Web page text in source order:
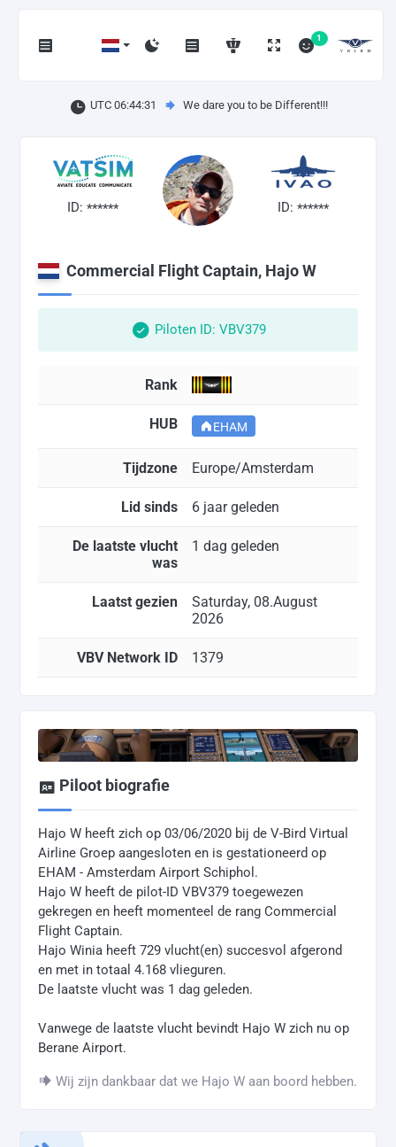
1
UTC 06:44:32 We dare you to be Different!!!
ID: ****** ID: ******
Commercial Flight Captain, Hajo W
Piloten ID: VBV379
Rank
HUB EHAM
Tijdzone Europe/Amsterdam
Lid sinds 6 jaar geleden
De laatste vlucht
was
1 dag geleden
Laatst gezien
Saturday, 08.August
2026
VBV Network ID 1379
Piloot biografie
Hajo W heeft zich op 03/06/2020 bij de V-Bird Virtual
Airline Groep aangesloten en is gestationeerd op
EHAM - Amsterdam Airport Schiphol.
Hajo W heeft de pilot-ID VBV379 toegewezen
gekregen en heeft momenteel de rang Commercial
Flight Captain.
Hajo Winia heeft 729 vlucht(en) succesvol afgerond
en met in totaal 4.168 vlieguren.
De laatste vlucht was 1 dag geleden.
Vanwege de laatste vlucht bevindt Hajo W zich nu op
Berane Airport.
Wij zijn dankbaar dat we Hajo W aan boord hebben.